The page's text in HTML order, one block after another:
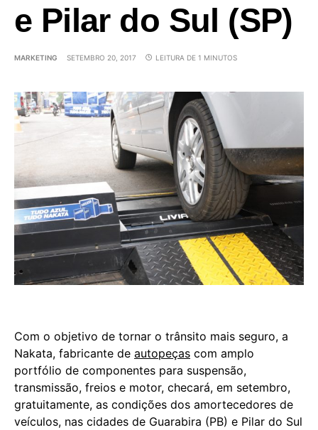
e Pilar do Sul (SP)
MARKETING SETEMBRO 20, 2017 LEITURA DE 1 MINUTOS
Com o objetivo de tornar o trânsito mais seguro, a
Nakata, fabricante de autopeças com amplo
portfólio de componentes para suspensão,
transmissão, freios e motor, checará, em setembro,
gratuitamente, as condições dos amortecedores de
veículos, nas cidades de Guarabira (PB) e Pilar do Sul